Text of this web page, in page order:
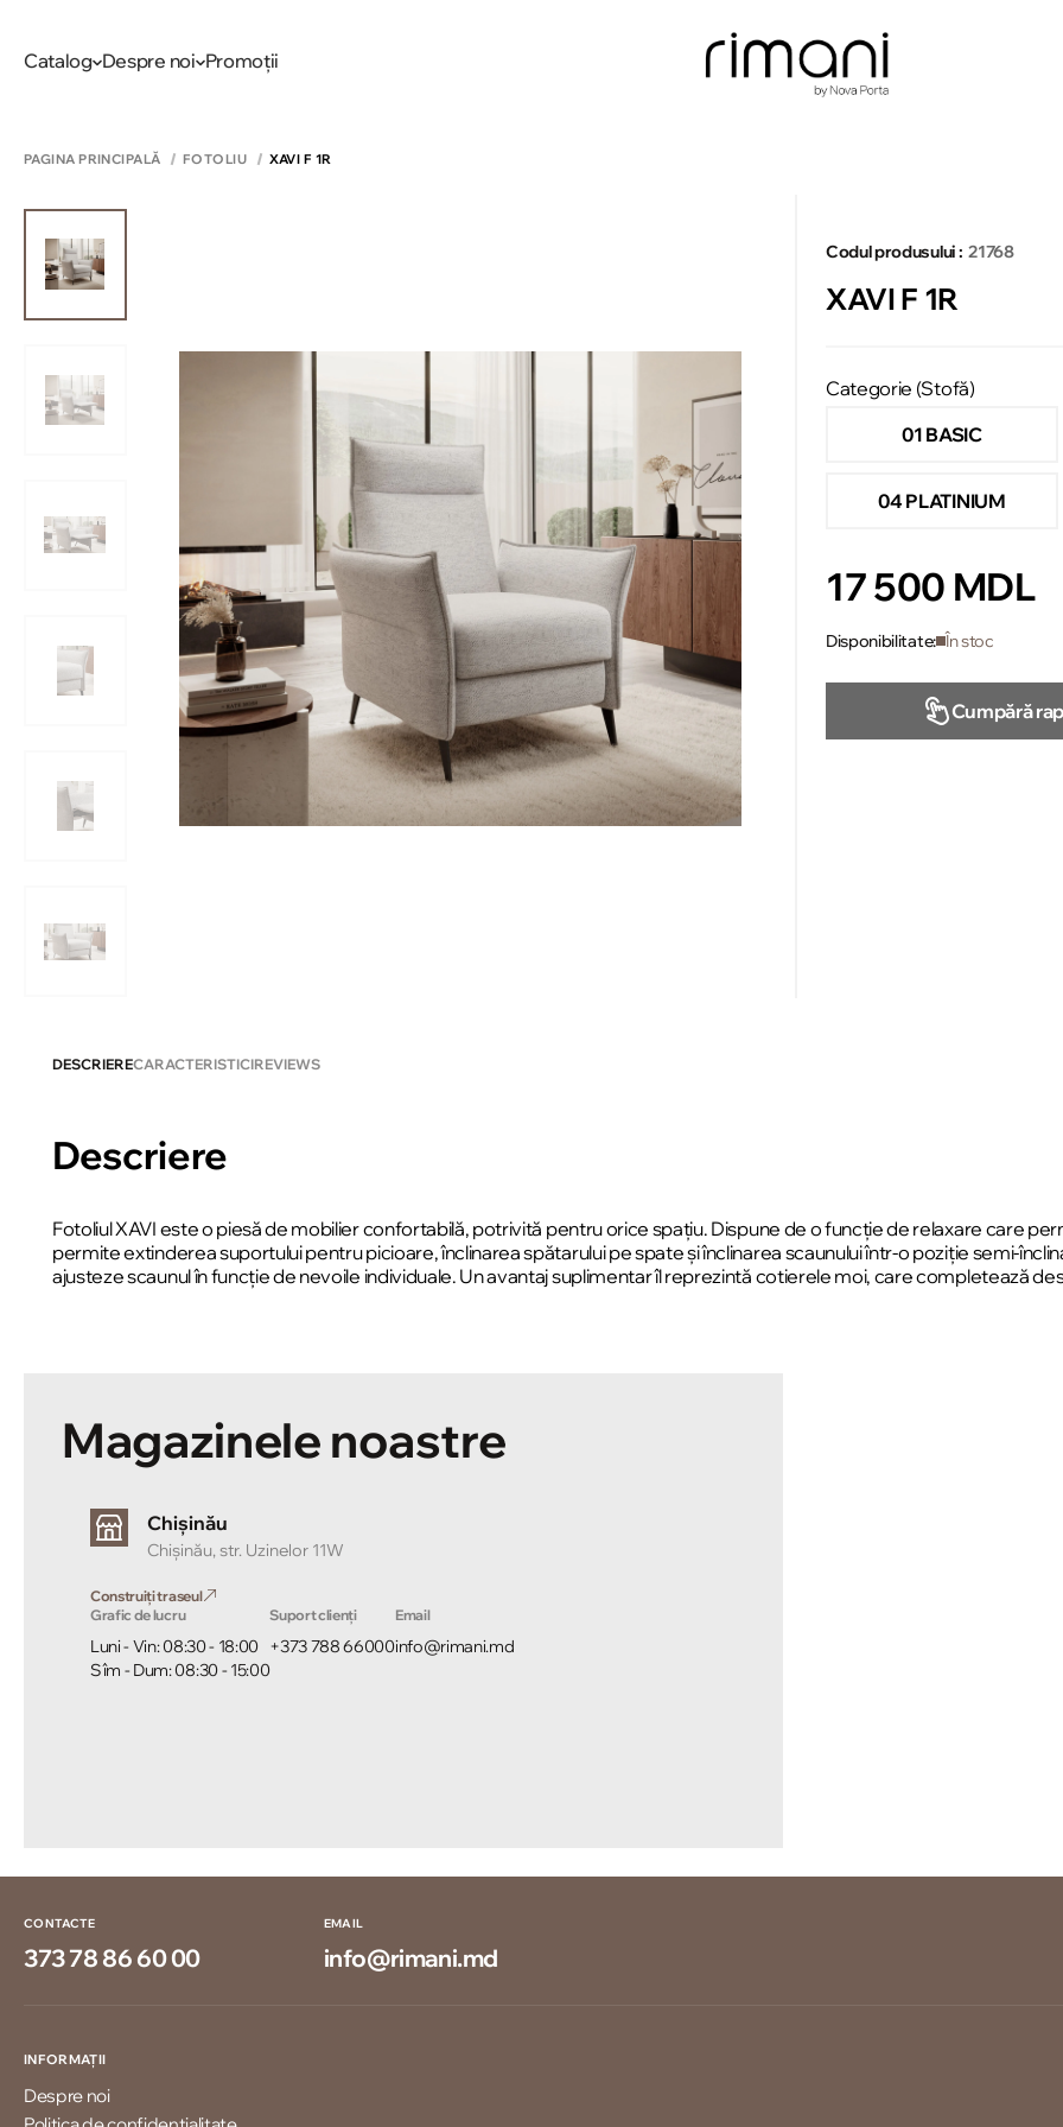
Catalog Despre noi Promoții
PAGINA PRINCIPALĂ FOTOLIU XAVI F 1R
Codul produsului : 21768
XAVI F 1R
Categorie (Stofă)
01 BASIC
04 PLATINIUM
17 500 MDL
Disponibilitate: În stoc
Cumpără
DESCRIERECARACTERISTICIREVIEWS
Descriere
Fotoliul XAVI este o piesă de mobilier confortabilă, potrivită pentru orice spațiu. Dispune de o funcție de relaxare care
permite extinderea suportului pentru picioare, înclinarea spătarului pe spate și înclinarea scaunului într-o poziție semi-
ajusteze scaunul în funcție de nevoile individuale. Un avantaj suplimentar îl reprezintă cotierele moi, care completează
Magazinele noastre
Chișinău
Chișinău, str. Uzinelor 11W
Construiți traseul
Grafic de lucru
Luni - Vin: 08:30 - 18:00
Sîm - Dum: 08:30 - 15:00
Suport clienți
+373 788 66000
Email
info@rimani.md
CONTACTE
373 78 86 60 00
EMAIL
info@rimani.md
INFORMAȚII
Despre noi